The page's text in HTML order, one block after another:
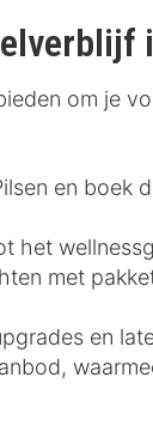
om je
en boek
het
met
en